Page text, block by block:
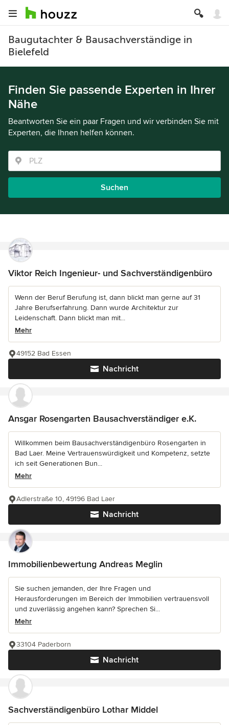
Baugutachter & Bausachverständige in
Bielefeld
Finden Sie passende Experten in Ihrer
Nähe
Beantworten Sie ein paar Fragen und wir verbinden Sie mit
Experten, die Ihnen helfen können.
Suchen
Viktor Reich Ingenieur- und Sachverständigenbüro
Wenn der Beruf Berufung ist, dann blickt man gerne auf 31
Jahre Berufserfahrung. Dann wurde Architektur zur
Leidenschaft. Dann blickt man mit...
Mehr
Nachricht
49152 Bad Essen
Ansgar Rosengarten Bausachverständiger e.K.
Willkommen beim Bausachverständigenbüro Rosengarten in
Bad Laer. Meine Vertrauenswürdigkeit und Kompetenz, setzte
ich seit Generationen Bun...
Mehr
Nachricht
Adlerstraße 10, 49196 Bad Laer
Immobilienbewertung Andreas Meglin
Sie suchen jemanden, der Ihre Fragen und
Herausforderungen im Bereich der Immobilien vertrauensvoll
und zuverlässig angehen kann? Sprechen Si...
Mehr
Nachricht
33104 Paderborn
Sachverständigenbüro Lothar Middel